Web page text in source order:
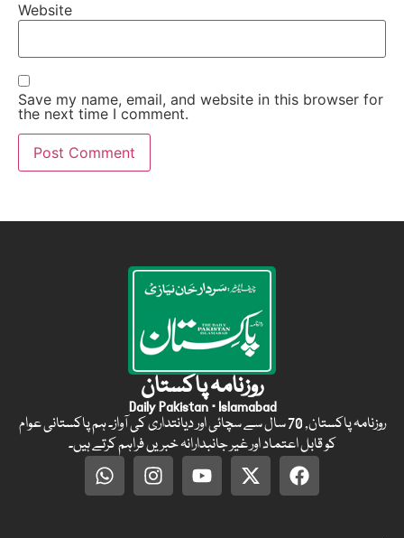
Website
Save my name, email, and website in this browser for
the next time I comment.
روزنامہ پاکستان
Daily Pakistan · Islamabad
روزنامہ پاکستان, 70 سال سے سچائی اور دیانتداری کی آواز۔ ہم پاکستانی عوام
کو قابل اعتماد اور غیر جانبدارانہ خبریں فراہم کرتے ہیں۔